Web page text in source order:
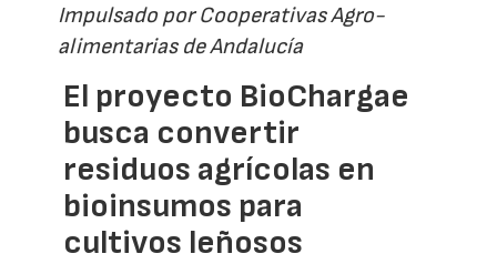
Impulsado por Cooperativas Agro-
alimentarias de Andalucía
El proyecto BioChargae
busca convertir
residuos agrícolas en
bioinsumos para
cultivos leñosos